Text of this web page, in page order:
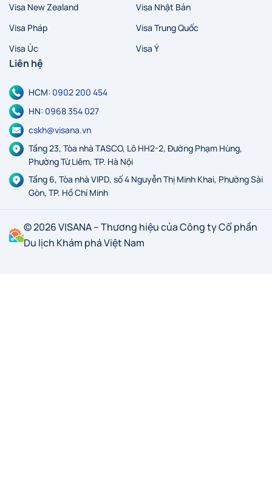
Visa New Zealand
Visa Nhật Bản
Visa Pháp
Visa Trung Quốc
Visa Úc
Visa Ý
Liên hệ
HCM: 0902 200 454
HN: 0968 354 027
cskh@visana.vn
Tầng 23, Tòa nhà TASCO, Lô HH2-2, Đường Phạm Hùng,
Phường Từ Liêm, TP. Hà Nội
Tầng 6, Tòa nhà VIPD, số 4 Nguyễn Thị Minh Khai, Phường Sài
Gòn, TP. Hồ Chí Minh
© 2026 VISANA – Thương hiệu của Công ty Cổ phần
Du lịch Khám phá Việt Nam